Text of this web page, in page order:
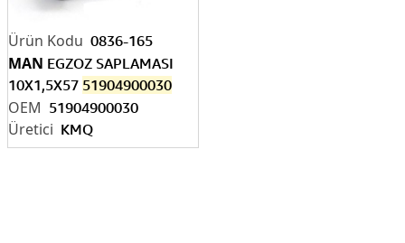
0836-165
51904900030
MAN EGZOZ SAPLAMASI
10X1,5X57 51904900030
KMQ